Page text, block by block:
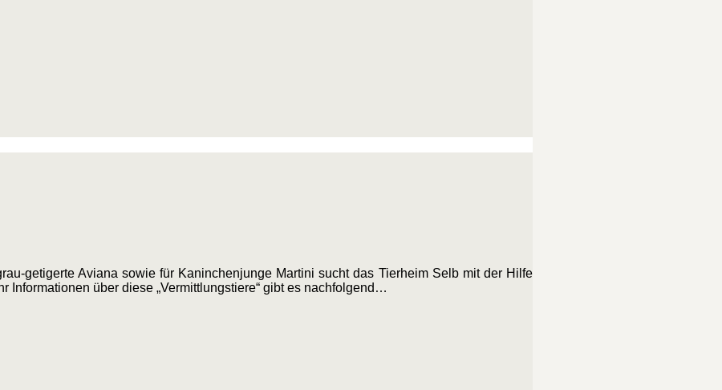
getigerte Aviana sowie für Kaninchenjunge Martini sucht das Tierheim Selb mit der Hilfe
Informationen über diese „Vermittlungstiere“ gibt es nachfolgend…